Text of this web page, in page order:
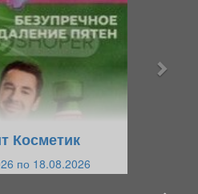
Косметик
по 18.08.2026